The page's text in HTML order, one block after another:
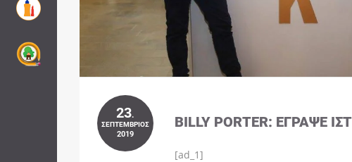
23.
ΣΕΠΤΈΜΒΡΙΟΣ
2019
BILLY PORTER: ΈΓΡΑΨΕ
[ad_1]